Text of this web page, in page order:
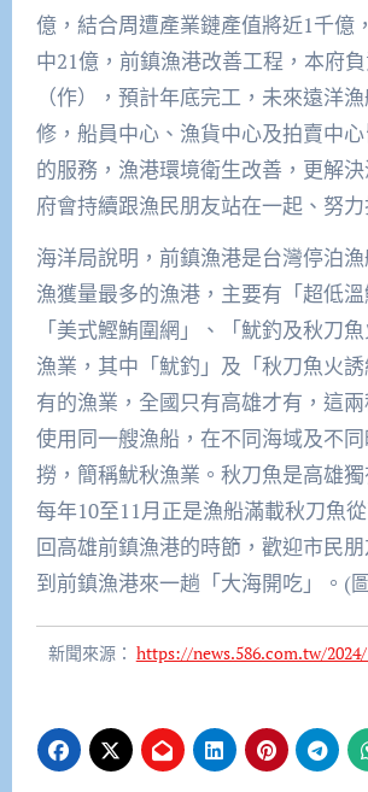
億，結合周遭產業鏈產值將近1千億
中21億，前鎮漁港改善工程，本府
（作），預計年底完工，未來遠洋
修，船員中心、漁貨中心及拍賣中
的服務，漁港環境衛生改善，更解
府會持續跟漁民朋友站在一起、努力
海洋局說明，前鎮漁港是台灣停泊漁
漁獲量最多的漁港，主要有「超低溫
「美式鰹鮪圍網」、「魷釣及秋刀
漁業，其中「魷釣」及「秋刀魚火
有的漁業，全國只有高雄才有，這
使用同一艘漁船，在不同海域及不
撈，簡稱魷秋漁業。秋刀魚是高雄獨
每年10至11月正是漁船滿載秋刀魚
回高雄前鎮漁港的時節，歡迎市民
到前鎮漁港來一趟「大海開吃」。(
新聞來源： https://news.586.com.tw/2024/